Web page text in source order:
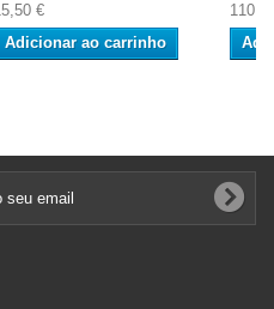
€
Adicionar ao carrinho